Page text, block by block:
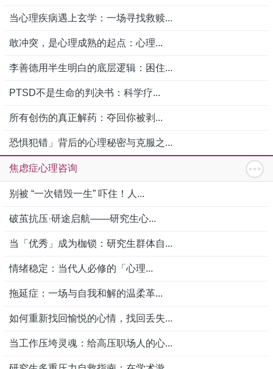
当心理疾病遇上玄学：一场寻找救赎...
敢冲突，是心理成熟的起点：心理...
李善德用半生明白的底层逻辑：困住...
PTSD不是生命的判决书：科学疗...
所有创伤的真正解药：夺回你被剥...
恐惧犯错」背后的心理秘密与克服之...
焦虑症心理咨询
别被 “一次错毁一生” 吓住！人...
破茧抗压·研途启航——研究生心...
当「优秀」成为枷锁：研究生群体自...
情绪稳定：当代人必修的「心理...
拖延症：一场与自我和解的温柔革...
如何重新找回愉悦的心情，找回丢失...
当工作压垮灵魂：给高压职场人的心...